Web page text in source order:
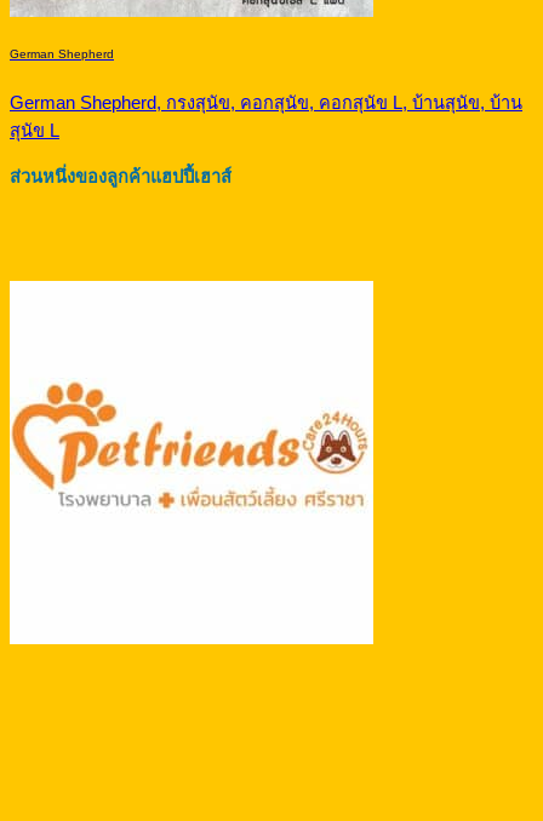
German Shepherd
German Shepherd, กรงสุนัข, คอกสุนัข, คอกสุนัข L, บ้านสุนัข, บ้าน
สุนัข L
ส่วนหนึ่งของลูกค้าแฮปปี้เฮาส์